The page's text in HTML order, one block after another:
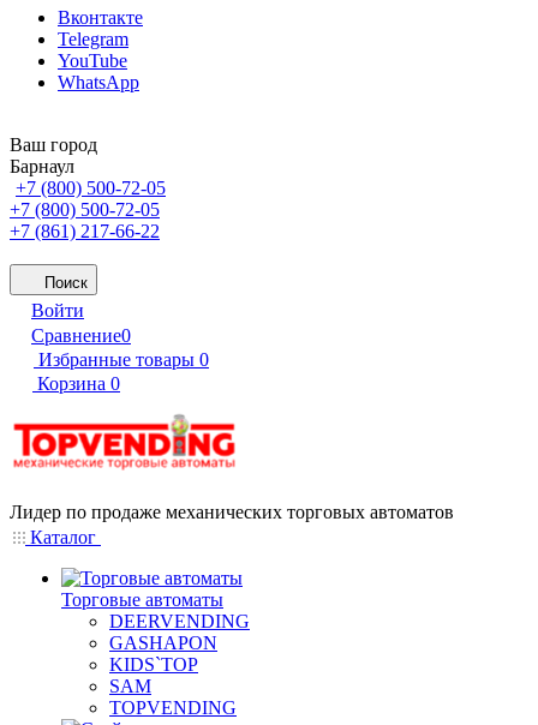
Вконтакте
Telegram
YouTube
WhatsApp
Ваш город
Барнаул
+7 (800) 500-72-05
+7 (800) 500-72-05
+7 (861) 217-66-22
Поиск
Войти
Сравнение0
Избранные товары 0
Корзина 0
Лидер по продаже механических торговых автоматов
Каталог
Торговые автоматы
DEERVENDING
GASHAPON
KIDS`TOP
SAM
TOPVENDING